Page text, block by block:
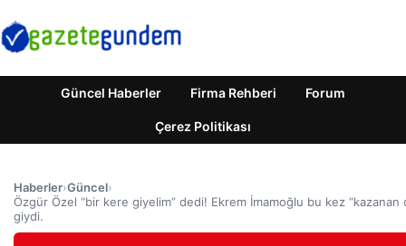
Güncel Haberler Firma Rehberi Forum
Çerez Politikası
Haberler›Güncel›
Özgür Özel “bir kere giyelim” dedi! Ekrem İmamoğlu bu kez “kazanan
giydi.